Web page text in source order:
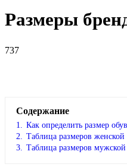
Размеры
737
Содержание
1. Как определить размер
2. Таблица размеров
3. Таблица размеров